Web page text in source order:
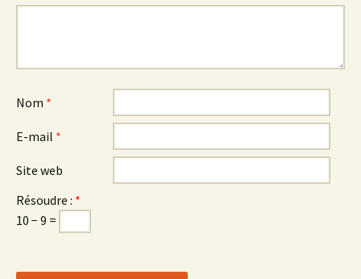
Nom *
E-mail *
Site web
Résoudre : *
10 − 9 =